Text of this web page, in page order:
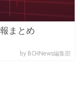
まとめ
by BCHNews編集部